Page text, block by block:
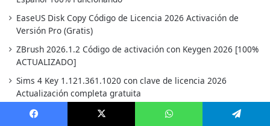
EaseUS Disk Copy Código de Licencia 2026 Activación de
Versión Pro (Gratis)
ZBrush 2026.1.2 Código de activación con Keygen 2026 [100%
ACTUALIZADO]
Sims 4 Key 1.121.361.1020 con clave de licencia 2026
Actualización completa gratuita
Wi-Fi hacking 17.0 Explicado: Todas las técnicas,